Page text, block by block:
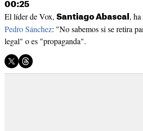
00:25
El líder de Vox, Santiago Abascal ,
Pedro Sánchez: "No sabemos si se retira
legal" o es "propaganda".